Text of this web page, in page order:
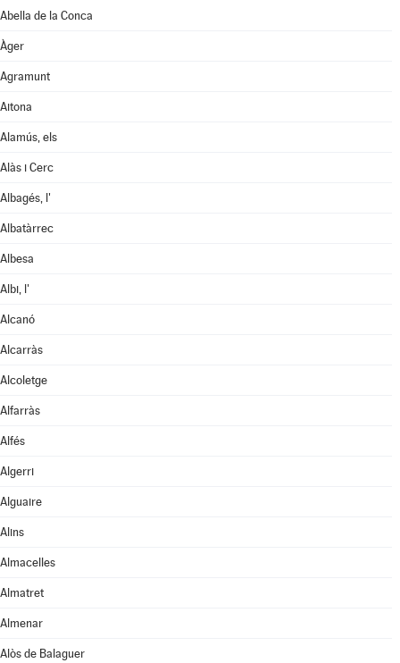
Abella de la Conca
Àger
Agramunt
Aitona
Alamús, els
Alàs i Cerc
Albagés, l'
Albatàrrec
Albesa
Albi, l'
Alcanó
Alcarràs
Alcoletge
Alfarràs
Alfés
Algerri
Alguaire
Alins
Almacelles
Almatret
Almenar
Alòs de Balaguer